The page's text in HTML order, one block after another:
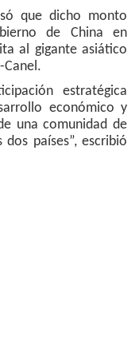
que dicho monto
de China en
al gigante asiático
Canel.
estratégica
económico y
una comunidad de
países”, escribió